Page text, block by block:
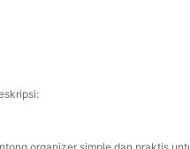
organizer simple dan praktis